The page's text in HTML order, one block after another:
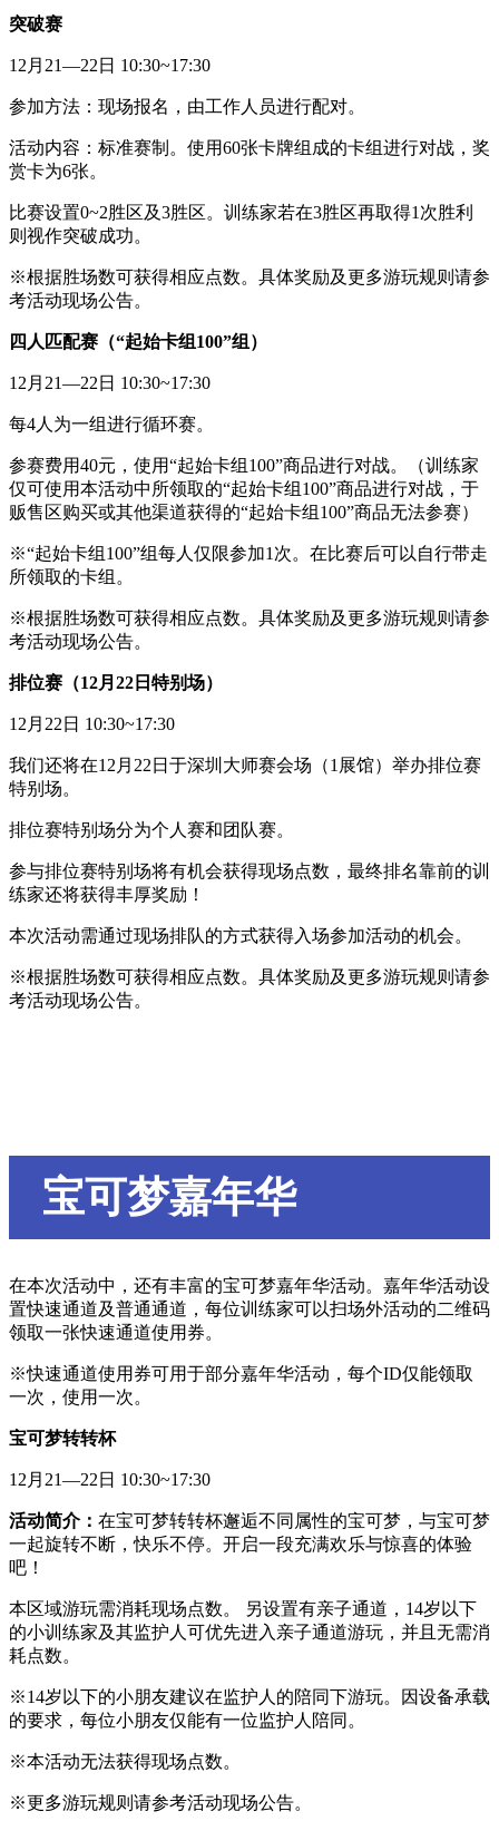
突破赛
12月21—22日 10:30~17:30
参加方法：现场报名，由工作人员进行配对。
活动内容：标准赛制。使用60张卡牌组成的卡组进行对战，奖
赏卡为6张。
比赛设置0~2胜区及3胜区。训练家若在3胜区再取得1次胜利
则视作突破成功。
※根据胜场数可获得相应点数。具体奖励及更多游玩规则请参
考活动现场公告。
四人匹配赛（“起始卡组100”组）
12月21—22日 10:30~17:30
每4人为一组进行循环赛。
参赛费用40元，使用“起始卡组100”商品进行对战。（训练家
仅可使用本活动中所领取的“起始卡组100”商品进行对战，于
贩售区购买或其他渠道获得的“起始卡组100”商品无法参赛）
※“起始卡组100”组每人仅限参加1次。在比赛后可以自行带走
所领取的卡组。
※根据胜场数可获得相应点数。具体奖励及更多游玩规则请参
考活动现场公告。
排位赛（12月22日特别场）
12月22日 10:30~17:30
我们还将在12月22日于深圳大师赛会场（1展馆）举办排位赛
特别场。
排位赛特别场分为个人赛和团队赛。
参与排位赛特别场将有机会获得现场点数，最终排名靠前的训
练家还将获得丰厚奖励！
本次活动需通过现场排队的方式获得入场参加活动的机会。
※根据胜场数可获得相应点数。具体奖励及更多游玩规则请参
考活动现场公告。
宝可梦嘉年华
在本次活动中，还有丰富的宝可梦嘉年华活动。嘉年华活动设
置快速通道及普通通道，每位训练家可以扫场外活动的二维码
领取一张快速通道使用券。
※快速通道使用券可用于部分嘉年华活动，每个ID仅能领取
一次，使用一次。
宝可梦转转杯
12月21—22日 10:30~17:30
活动简介： 在宝可梦转转杯邂逅不同属性的宝可梦，与宝可梦
一起旋转不断，快乐不停。开启一段充满欢乐与惊喜的体验
吧！
本区域游玩需消耗现场点数。 另设置有亲子通道，14岁以下
的小训练家及其监护人可优先进入亲子通道游玩，并且无需消
耗点数。
※14岁以下的小朋友建议在监护人的陪同下游玩。因设备承载
的要求，每位小朋友仅能有一位监护人陪同。
※本活动无法获得现场点数。
※更多游玩规则请参考活动现场公告。